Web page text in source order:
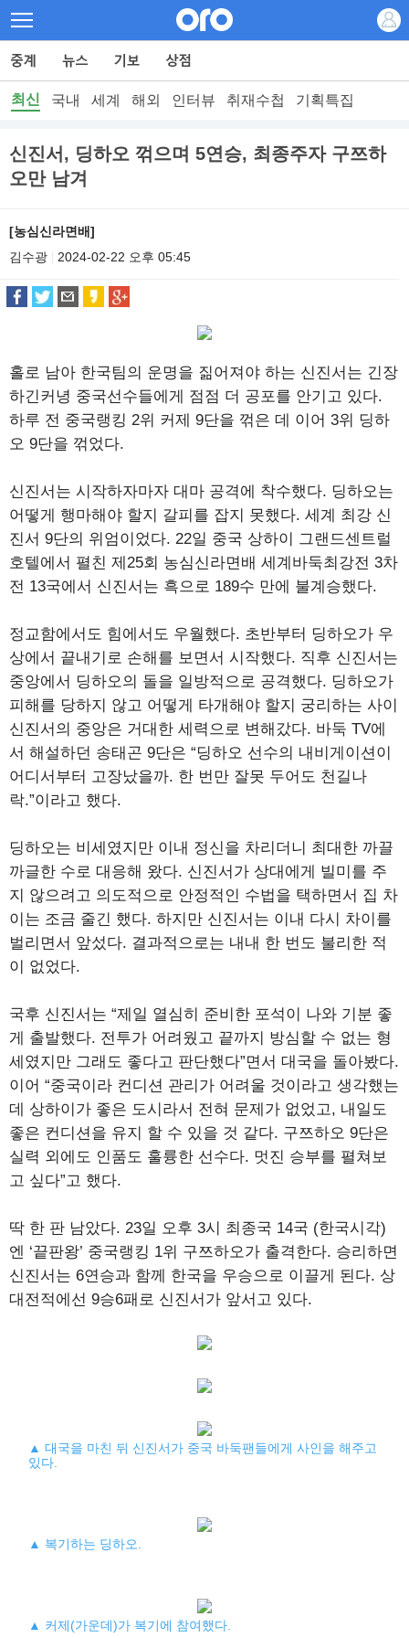
최신 국내 세계 해외 인터뷰 취재수첩 기획특집
신진서, 딩하오 꺾으며 5연승, 최종주자 구쯔하
오만 남겨
[농심신라면배]
김수광
2024-02-22 오후 05:45
홀로 남아 한국팀의 운명을 짊어져야 하는 신진서는 긴장
하긴커녕 중국선수들에게 점점 더 공포를 안기고 있다.
하루 전 중국랭킹 2위 커제 9단을 꺾은 데 이어 3위 딩하
오 9단을 꺾었다.
신진서는 시작하자마자 대마 공격에 착수했다. 딩하오는
어떻게 행마해야 할지 갈피를 잡지 못했다. 세계 최강 신
진서 9단의 위엄이었다. 22일 중국 상하이 그랜드센트럴
호텔에서 펼친 제25회 농심신라면배 세계바둑최강전 3차
전 13국에서 신진서는 흑으로 189수 만에 불계승했다.
정교함에서도 힘에서도 우월했다. 초반부터 딩하오가 우
상에서 끝내기로 손해를 보면서 시작했다. 직후 신진서는
중앙에서 딩하오의 돌을 일방적으로 공격했다. 딩하오가
피해를 당하지 않고 어떻게 타개해야 할지 궁리하는 사이
신진서의 중앙은 거대한 세력으로 변해갔다. 바둑 TV에
서 해설하던 송태곤 9단은 “딩하오 선수의 내비게이션이
어디서부터 고장났을까. 한 번만 잘못 두어도 천길나
락.”이라고 했다.
딩하오는 비세였지만 이내 정신을 차리더니 최대한 까끌
까글한 수로 대응해 왔다. 신진서가 상대에게 빌미를 주
지 않으려고 의도적으로 안정적인 수법을 택하면서 집 차
이는 조금 줄긴 했다. 하지만 신진서는 이내 다시 차이를
벌리면서 앞섰다. 결과적으로는 내내 한 번도 불리한 적
이 없었다.
국후 신진서는 “제일 열심히 준비한 포석이 나와 기분 좋
게 출발했다. 전투가 어려웠고 끝까지 방심할 수 없는 형
세였지만 그래도 좋다고 판단했다”면서 대국을 돌아봤다.
이어 “중국이라 컨디션 관리가 어려울 것이라고 생각했는
데 상하이가 좋은 도시라서 전혀 문제가 없었고, 내일도
좋은 컨디션을 유지 할 수 있을 것 같다. 구쯔하오 9단은
실력 외에도 인품도 훌륭한 선수다. 멋진 승부를 펼쳐보
고 싶다”고 했다.
딱 한 판 남았다. 23일 오후 3시 최종국 14국 (한국시각)
엔 ‘끝판왕’ 중국랭킹 1위 구쯔하오가 출격한다. 승리하면
신진서는 6연승과 함께 한국을 우승으로 이끌게 된다. 상
대전적에선 9승6패로 신진서가 앞서고 있다.
▲ 대국을 마친 뒤 신진서가 중국 바둑팬들에게 사인을 해주고
있다.
▲ 복기하는 딩하오.
▲ 커제(가운데)가 복기에 참여했다.